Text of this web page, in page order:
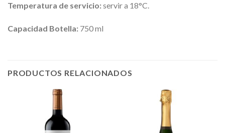
Temperatura de servicio:servir a 18°C.
Capacidad Botella: 750 ml
PRODUCTOS RELACIONADOS